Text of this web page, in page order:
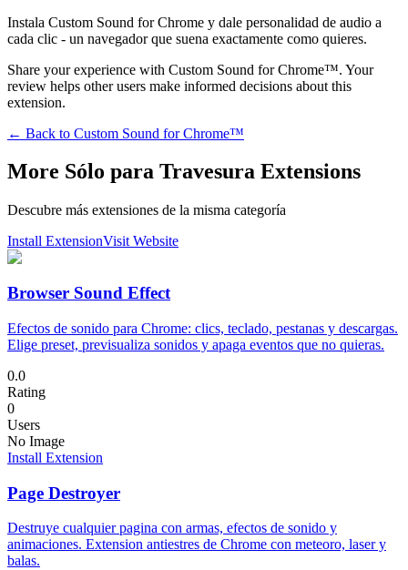
Instala Custom Sound for Chrome y dale personalidad de audio a
cada clic - un navegador que suena exactamente como quieres.
Share your experience with Custom Sound for Chrome™. Your
review helps other users make informed decisions about this
extension.
← Back to Custom Sound for Chrome™
More Sólo para Travesura Extensions
Descubre más extensiones de la misma categoría
Install ExtensionVisit Website
Browser Sound Effect
Efectos de sonido para Chrome: clics, teclado, pestanas y descargas.
Elige preset, previsualiza sonidos y apaga eventos que no quieras.
0.0
Rating
0
Users
No Image
Install Extension
Page Destroyer
Destruye cualquier pagina con armas, efectos de sonido y
animaciones. Extension antiestres de Chrome con meteoro, laser y
balas.